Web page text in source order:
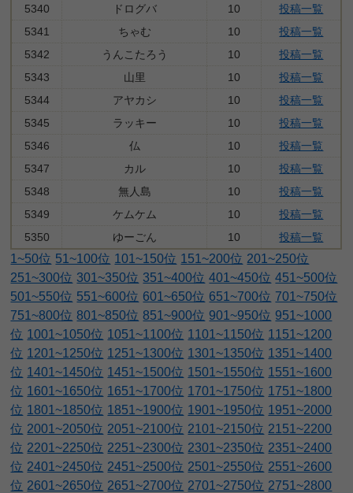
5340
ドログバ 10
投稿一覧
5341
ちゃむ 10
投稿一覧
5342
うんこたろう 10
投稿一覧
5343
山里 10
投稿一覧
5344
アヤカシ 10
投稿一覧
5345
ラッキー 10
投稿一覧
5346
仏 10
投稿一覧
5347
カル 10
投稿一覧
5348
無人島 10
投稿一覧
5349
ケムケム 10
投稿一覧
5350
ゆーごん 10 投稿一覧
1~50位 51~100位 101~150位 151~200位 201~250位
251~300位 301~350位 351~400位 401~450位 451~500位
501~550位 551~600位 601~650位 651~700位 701~750位
751~800位 801~850位 851~900位 901~950位 951~1000
位 1001~1050位 1051~1100位 1101~1150位 1151~1200
位 1201~1250位 1251~1300位 1301~1350位 1351~1400
位 1401~1450位 1451~1500位 1501~1550位 1551~1600
位 1601~1650位 1651~1700位 1701~1750位 1751~1800
位 1801~1850位 1851~1900位 1901~1950位 1951~2000
位 2001~2050位 2051~2100位 2101~2150位 2151~2200
位 2201~2250位 2251~2300位 2301~2350位 2351~2400
位 2401~2450位 2451~2500位 2501~2550位 2551~2600
位 2601~2650位 2651~2700位 2701~2750位 2751~2800